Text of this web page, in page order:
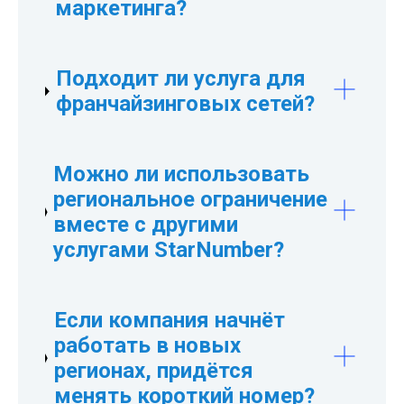
оборудования у клиента.
маркетинга?
эффективными, поскольку компания
получает обращения только из тех
обработку нецелевых звонков и
сосредоточиться на своей аудитории.
Подходит ли услуга для
франчайзинговых сетей?
позволяет закрепить определённую
территорию за конкретным франчайзи и
исключить пересечение обращений
между партнёрами.
Можно ли использовать
региональное ограничение
вместе с другими
услугами StarNumber?
распределением звонков,
переадресацией и другими
инструментами маршрутизации
вызовов.
Если компания начнёт
работать в новых
регионах, придётся
менять короткий номер?